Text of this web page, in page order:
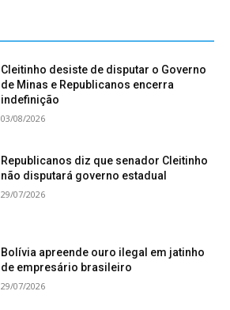
Cleitinho desiste de disputar o Governo
de Minas e Republicanos encerra
indefinição
03/08/2026
Republicanos diz que senador Cleitinho
não disputará governo estadual
29/07/2026
Bolívia apreende ouro ilegal em jatinho
de empresário brasileiro
29/07/2026